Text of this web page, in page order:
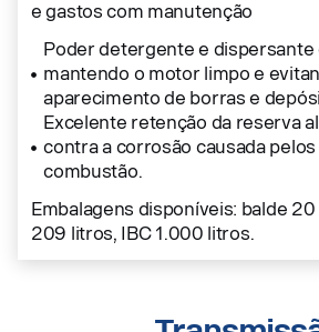
e gastos com manutenção
Poder detergente e dispersante
mantendo o motor limpo e
aparecimento de borras e
Excelente retenção da reserva
contra a corrosão causada
combustão.
Embalagens disponíveis: balde
209 litros, IBC 1.000 litros.